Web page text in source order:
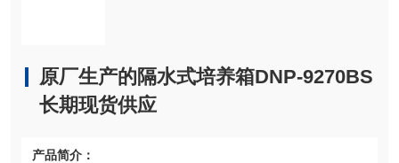
原厂生产的隔水式培养箱DNP-9270BS
长期现货供应
产品简介：